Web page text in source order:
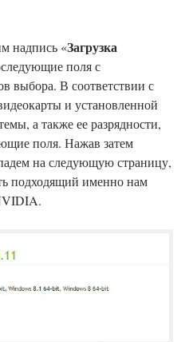
надпись «Загрузка
поля с
выбора. В соответствии с
и установленной
а также ее разрядности,
поля. Нажав затем
на следующую страницу,
подходящий именно нам